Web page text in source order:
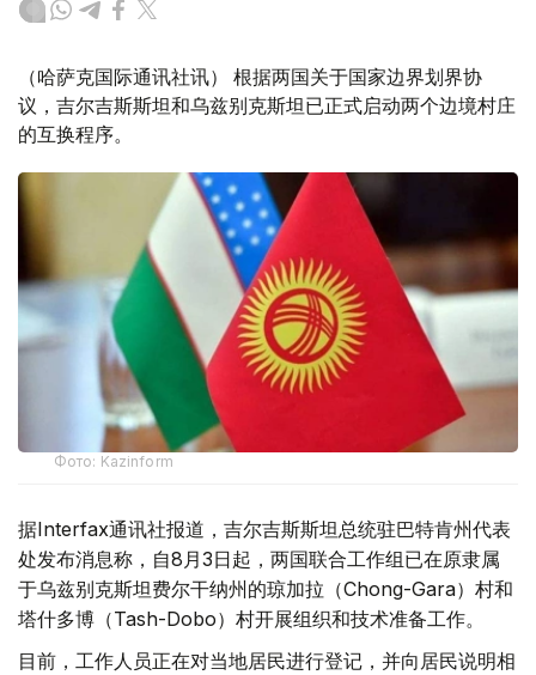
（哈萨克国际通讯社讯） 根据两国关于国家边界划界协
议，吉尔吉斯斯坦和乌兹别克斯坦已正式启动两个边境村庄
的互换程序。
Фото: Kazinform
据Interfax通讯社报道，吉尔吉斯斯坦总统驻巴特肯州代表
处发布消息称，自8月3日起，两国联合工作组已在原隶属
于乌兹别克斯坦费尔干纳州的琼加拉（Chong-Gara）村和
塔什多博（Tash-Dobo）村开展组织和技术准备工作。
目前，工作人员正在对当地居民进行登记，并向居民说明相